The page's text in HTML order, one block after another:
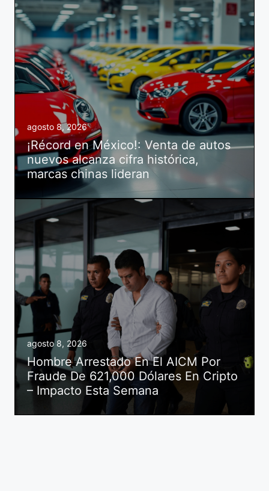
agosto 8, 2026
¡Récord en México!: Venta de autos
nuevos alcanza cifra histórica,
marcas chinas lideran
agosto 8, 2026
Hombre Arrestado En El AICM Por
Fraude De 621,000 Dólares En Cripto
– Impacto Esta Semana